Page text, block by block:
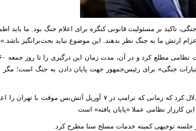
تاکید بر مسئولیت قانونی کنگره برای اعلام جنگ بود. ما باید
ارتش ما به جنگ نظر بدهند. این موضوع نباید بحث‌برانگیز باشد.»
اختیارات جنگی» برای رئیس‌جمهور جهت پایان دادن به جنگ است؛ مگر
با این حال، یک مقام ارشد دولت ترامپ روز پنجشنبه چنین استدلال کرد که زمانی که ترامپ در ۷ آوریل آتش‌بس موقت با
کارزار نظامی عملا «پایان یافته» است
جلسه توجیهی کمیته خدمات مسلح سنا مطرح کرد.